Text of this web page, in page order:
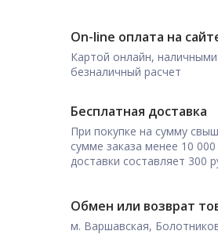
On-line оплата на
Картой онлайн,
безналичный расчет
Бесплатная доставка
При покупке на сумму
сумме заказа менее 10
доставки составляет 300
Обмен или возврат
м. Варшавская,